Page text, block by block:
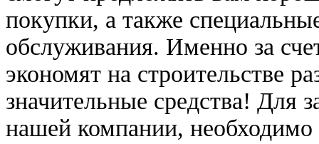
покупки, а также
обслуживания. Именно за
экономят на строительстве
значительные средства! Для
нашей компании,